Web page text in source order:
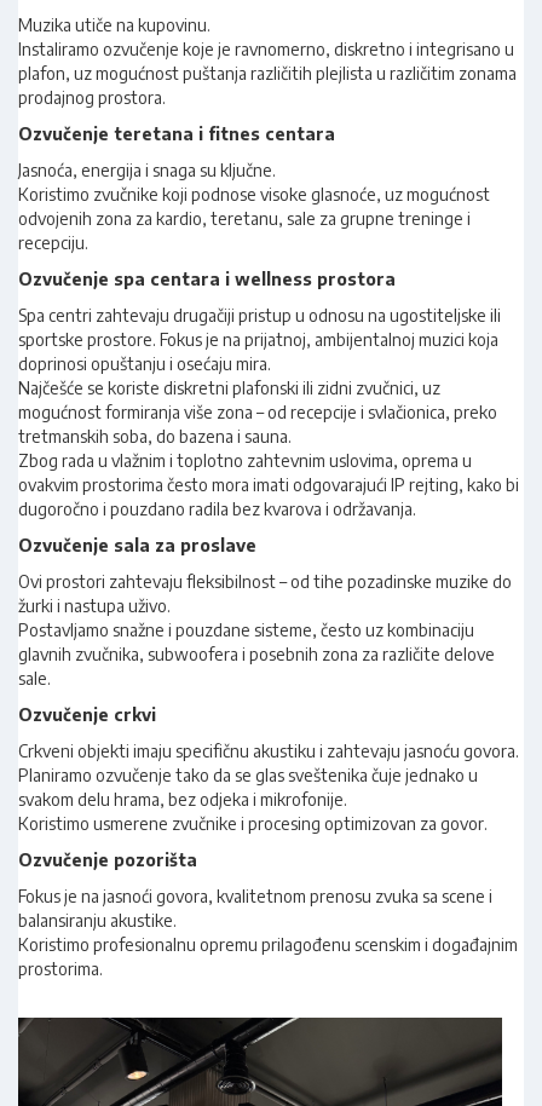
Muzika utiče na kupovinu.
Instaliramo ozvučenje koje je ravnomerno, diskretno i integrisano u
plafon, uz mogućnost puštanja različitih plejlista u različitim zonama
prodajnog prostora.
Ozvučenje teretana i fitnes centara
Jasnoća, energija i snaga su ključne.
Koristimo zvučnike koji podnose visoke glasnoće, uz mogućnost
odvojenih zona za kardio, teretanu, sale za grupne treninge i
recepciju.
Ozvučenje spa centara i wellness prostora
Spa centri zahtevaju drugačiji pristup u odnosu na ugostiteljske ili
sportske prostore. Fokus je na prijatnoj, ambijentalnoj muzici koja
doprinosi opuštanju i osećaju mira.
Najčešće se koriste diskretni plafonski ili zidni zvučnici, uz
mogućnost formiranja više zona – od recepcije i svlačionica, preko
tretmanskih soba, do bazena i sauna.
Zbog rada u vlažnim i toplotno zahtevnim uslovima, oprema u
ovakvim prostorima često mora imati odgovarajući IP rejting, kako bi
dugoročno i pouzdano radila bez kvarova i održavanja.
Ozvučenje sala za proslave
Ovi prostori zahtevaju fleksibilnost – od tihe pozadinske muzike do
žurki i nastupa uživo.
Postavljamo snažne i pouzdane sisteme, često uz kombinaciju
glavnih zvučnika, subwoofera i posebnih zona za različite delove
sale.
Ozvučenje crkvi
Crkveni objekti imaju specifičnu akustiku i zahtevaju jasnoću govora.
Planiramo ozvučenje tako da se glas sveštenika čuje jednako u
svakom delu hrama, bez odjeka i mikrofonije.
Koristimo usmerene zvučnike i procesing optimizovan za govor.
Ozvučenje pozorišta
Fokus je na jasnoći govora, kvalitetnom prenosu zvuka sa scene i
balansiranju akustike.
Koristimo profesionalnu opremu prilagođenu scenskim i događajnim
prostorima.